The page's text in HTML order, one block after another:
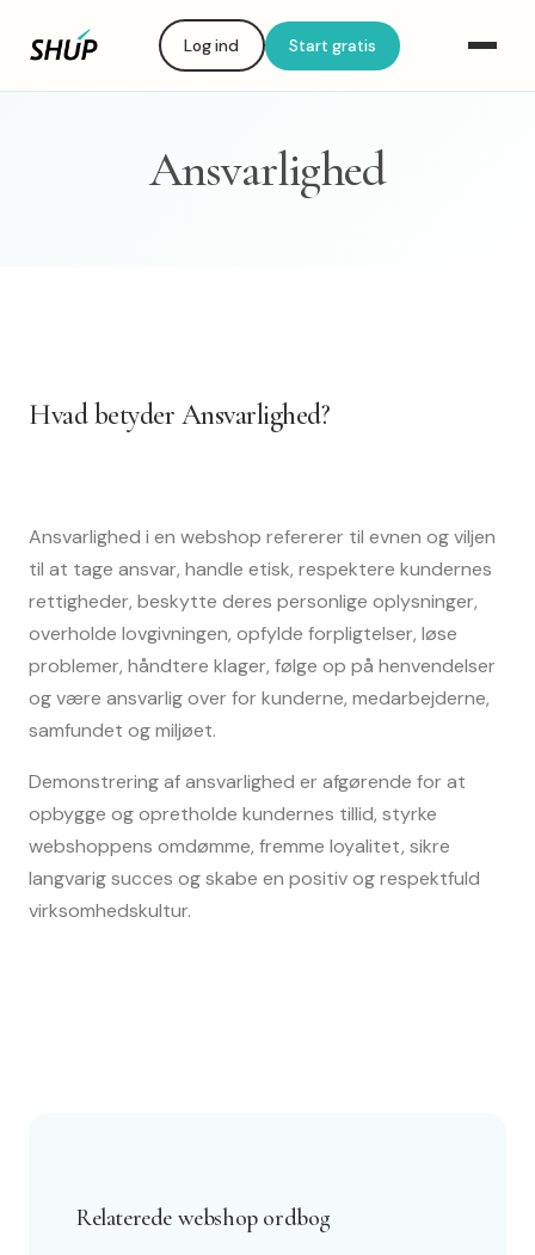
Log ind Start gratis
Ansvarlighed
Hvad betyder Ansvarlighed?
Ansvarlighed i en webshop refererer til evnen og viljen
til at tage ansvar, handle etisk, respektere kundernes
rettigheder, beskytte deres personlige oplysninger,
overholde lovgivningen, opfylde forpligtelser, løse
problemer, håndtere klager, følge op på henvendelser
og være ansvarlig over for kunderne, medarbejderne,
samfundet og miljøet.
Demonstrering af ansvarlighed er afgørende for at
opbygge og opretholde kundernes tillid, styrke
webshoppens omdømme, fremme loyalitet, sikre
langvarig succes og skabe en positiv og respektfuld
virksomhedskultur.
Relaterede webshop ordbog